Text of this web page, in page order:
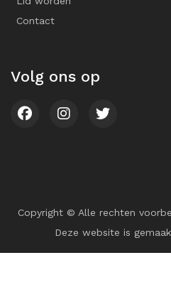
Contact
Volg ons op
Copyright © Alle rechten
Deze website is